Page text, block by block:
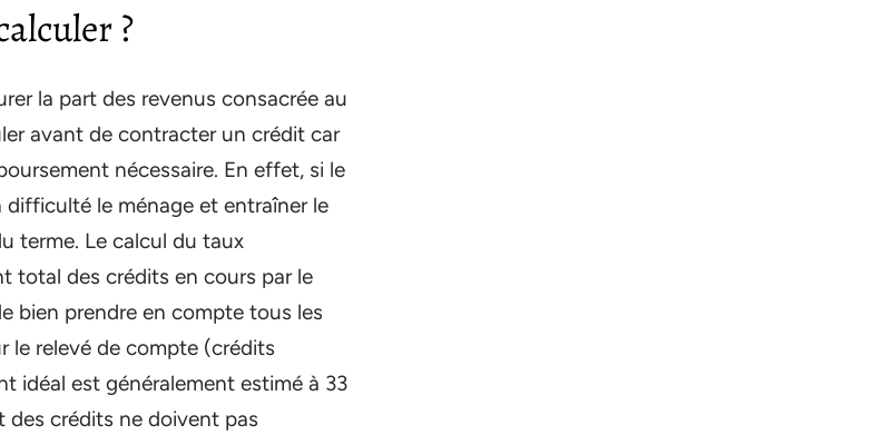
?
la part des revenus consacrée au
avant de contracter un crédit car
nécessaire. En effet, si le
le ménage et entraîner le
terme. Le calcul du taux
total des crédits en cours par le
bien prendre en compte tous les
le relevé de compte (crédits
idéal est généralement estimé à 33
des crédits ne doivent pas